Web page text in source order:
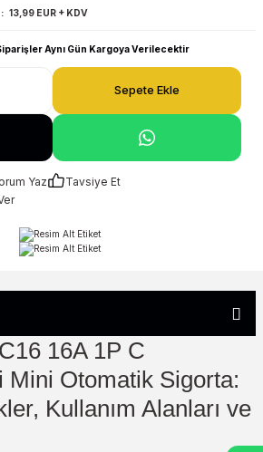
13,99 EUR + KDV
Aynı Gün Kargoya Verilecektir
Sepete Ekle
Yaz
Tavsiye Et
16A 1P C
Mini Otomatik Sigorta:
Kullanım Alanları ve